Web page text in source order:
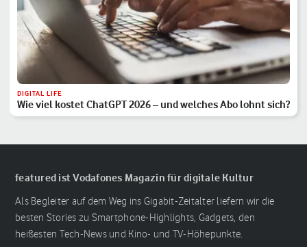
DIGITAL LIFE
Wie viel kostet ChatGPT 2026 – und welches Abo lohnt sich?
featured ist Vodafones Magazin für digitale Kultur
Als Begleiter auf dem Weg ins Gigabit-Zeitalter liefern wir die
besten Stories zu Smartphone-Highlights, Gadgets, den
heißesten Tech-News und Kino- und TV-Höhepunkte.